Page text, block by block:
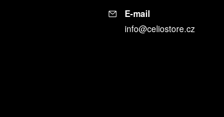
E-mail
info@celiostore.cz